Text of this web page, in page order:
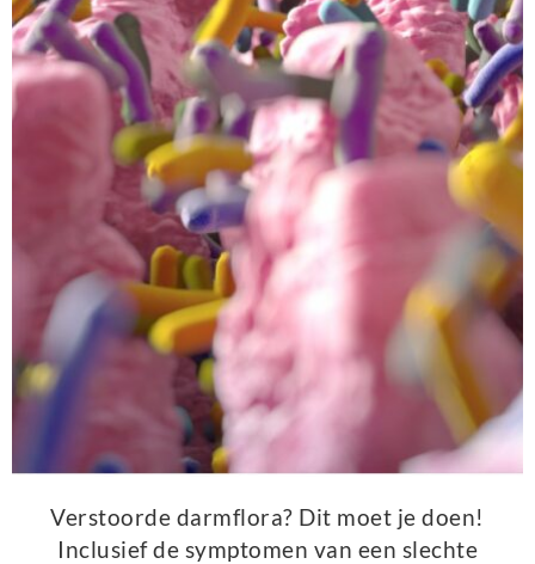
Verstoorde darmflora? Dit moet je doen!
Inclusief de symptomen van een slechte